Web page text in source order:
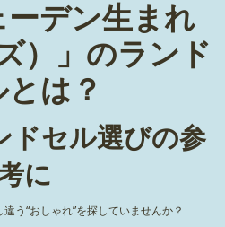
デン生まれ
）」のランド
は？
ドセル選びの参
に
う“おしゃれ”を探していませんか？